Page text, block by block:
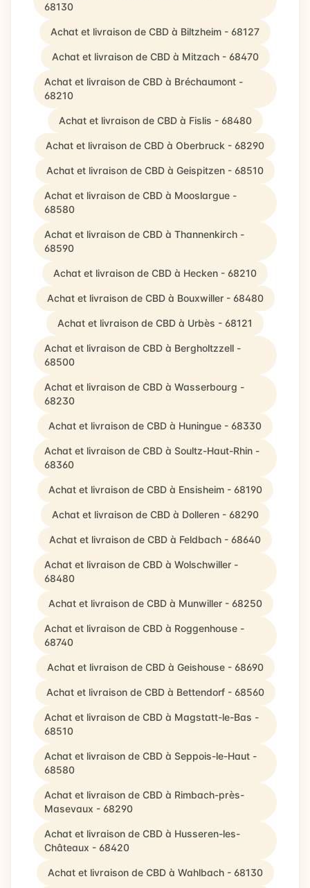
68130
Achat et livraison de CBD à Biltzheim - 68127
Achat et livraison de CBD à Mitzach - 68470
Achat et livraison de CBD à Bréchaumont -
68210
Achat et livraison de CBD à Fislis - 68480
Achat et livraison de CBD à Oberbruck - 68290
Achat et livraison de CBD à Geispitzen - 68510
Achat et livraison de CBD à Mooslargue -
68580
Achat et livraison de CBD à Thannenkirch -
68590
Achat et livraison de CBD à Hecken - 68210
Achat et livraison de CBD à Bouxwiller - 68480
Achat et livraison de CBD à Urbès - 68121
Achat et livraison de CBD à Bergholtzzell -
68500
Achat et livraison de CBD à Wasserbourg -
68230
Achat et livraison de CBD à Huningue - 68330
Achat et livraison de CBD à Soultz-Haut-Rhin -
68360
Achat et livraison de CBD à Ensisheim - 68190
Achat et livraison de CBD à Dolleren - 68290
Achat et livraison de CBD à Feldbach - 68640
Achat et livraison de CBD à Wolschwiller -
68480
Achat et livraison de CBD à Munwiller - 68250
Achat et livraison de CBD à Roggenhouse -
68740
Achat et livraison de CBD à Geishouse - 68690
Achat et livraison de CBD à Bettendorf - 68560
Achat et livraison de CBD à Magstatt-le-Bas -
68510
Achat et livraison de CBD à Seppois-le-Haut -
68580
Achat et livraison de CBD à Rimbach-près-
Masevaux - 68290
Achat et livraison de CBD à Husseren-les-
Châteaux - 68420
Achat et livraison de CBD à Wahlbach - 68130